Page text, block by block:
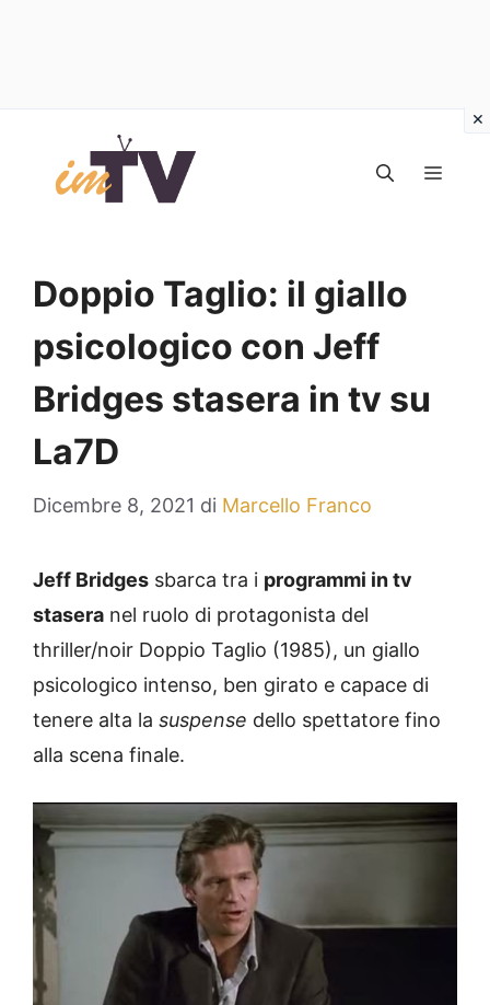
contenuto
Doppio Taglio: il giallo
psicologico con Jeff
Bridges stasera in tv su
La7D
Dicembre 8, 2021 di Marcello Franco
Jeff Bridges sbarca tra i programmi in tv
stasera nel ruolo di protagonista del
thriller/noir Doppio Taglio (1985), un giallo
psicologico intenso, ben girato e capace di
tenere alta la suspense dello spettatore fino
alla scena finale.